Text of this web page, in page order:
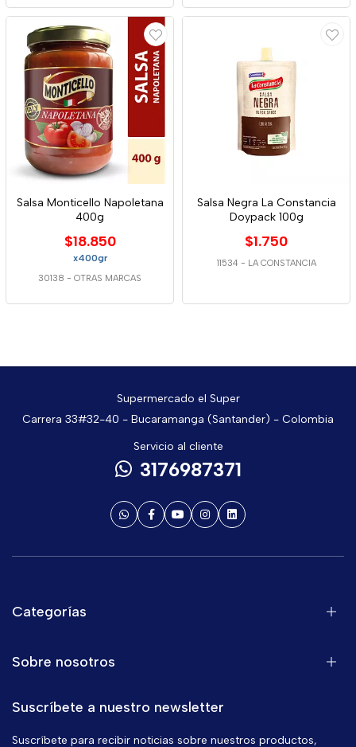
Salsa Monticello Napoletana
400g
$18.850
x400gr
30138 - OTRAS MARCAS
Salsa Negra La Constancia
Doypack 100g
$1.750
11534 - LA CONSTANCIA
Supermercado el Super
Carrera 33#32-40 - Bucaramanga (Santander) - Colombia
Servicio al cliente
3176987371
Categorías
Sobre nosotros
Suscríbete a nuestro newsletter
Suscríbete para recibir noticias sobre nuestros productos,